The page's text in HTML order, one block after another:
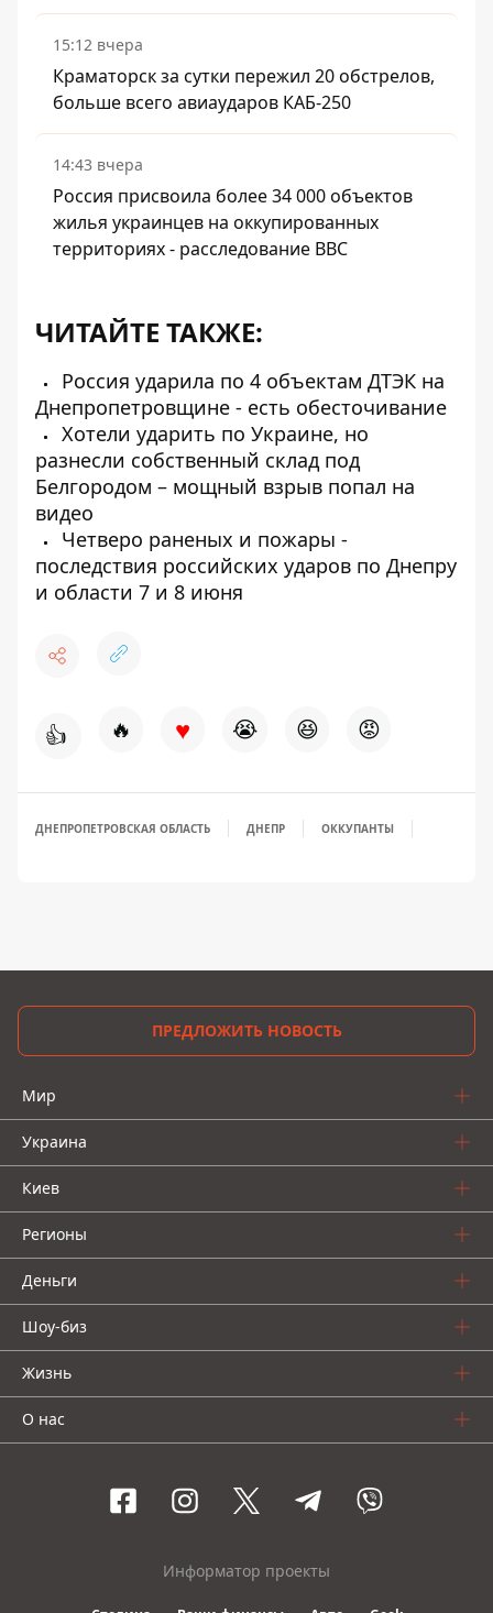
15:12 вчера
Краматорск за сутки пережил 20 обстрелов,
больше всего авиаударов КАБ-250
14:43 вчера
Россия присвоила более 34 000 объектов
жилья украинцев на оккупированных
территориях - расследование BBC
ЧИТАЙТЕ ТАКЖЕ:
Россия ударила по 4 объектам ДТЭК на
Днепропетровщине - есть обесточивание
Хотели ударить по Украине, но
разнесли собственный склад под
Белгородом – мощный взрыв попал на
видео
Четверо раненых и пожары -
последствия российских ударов по Днепру
и области 7 и 8 июня
👍 🔥 ♥ 😭 😆 😡
ДНЕПРОПЕТРОВСКАЯ ОБЛАСТЬ ДНЕПР ОККУПАНТЫ
ПРЕДЛОЖИТЬ НОВОСТЬ
Мир
Украина
Киев
Регионы
Деньги
Шоу-биз
Жизнь
О нас
Информатор проекты